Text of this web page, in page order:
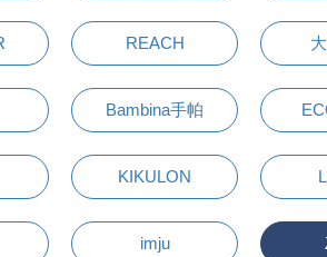
REACH
Bambina手帕
KIKULON
imju